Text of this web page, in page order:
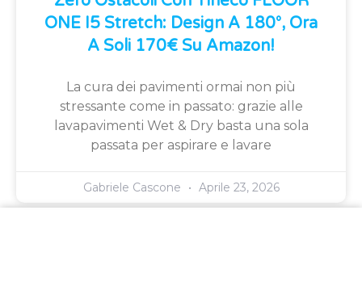
ONE I5 Stretch: Design A 180°, Ora
A Soli 170€ Su Amazon!
La cura dei pavimenti ormai non più
stressante come in passato: grazie alle
lavapavimenti Wet & Dry basta una sola
passata per aspirare e lavare
Gabriele Cascone Aprile 23, 2026